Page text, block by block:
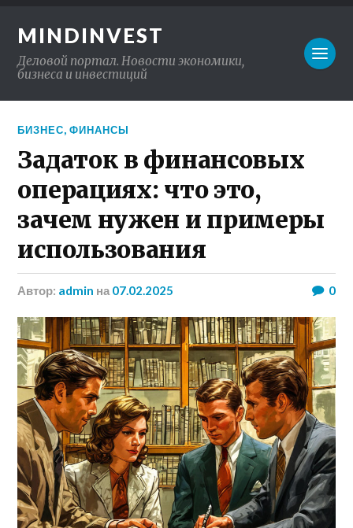
MINDINVEST
Деловой портал. Новости экономики,
бизнеса и инвестиций
БИЗНЕС,ФИНАНСЫ
Задаток в финансовых
операциях: что это,
зачем нужен и примеры
использования
Автор: admin на 07.02.2025 0